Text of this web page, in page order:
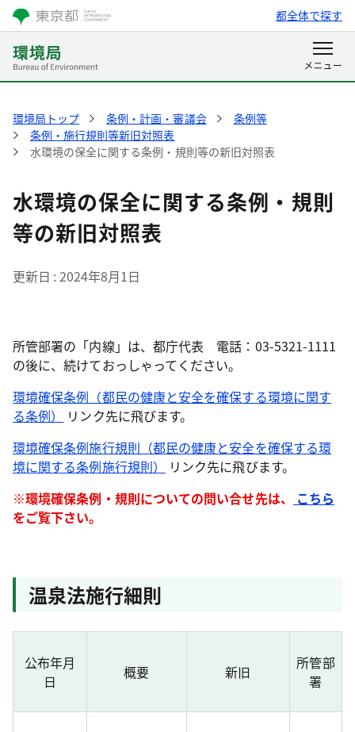
都全体で探す
環境局トップ 条例・計画・審議会
条例等
条例・施行規則等新旧対照表
水環境の保全に関する条例・規則等の新旧対照表
水環境の保全に関する条例・規則
等の新旧対照表
更新日 2024年8月1日
所管部署の「内線」は、都庁代表 電話：03-5321-1111
の後に、続けておっしゃってください。
環境確保条例（都民の健康と安全を確保する環境に関す
る条例）
リンク先に飛びます。
環境確保条例施行規則（都民の健康と安全を確保する環
境に関する条例施行規則）
リンク先に飛びます。
※環境確保条例・規則についての問い合せ先は、
こちら
をご覧下さい。
温泉法施行細則
公布年月
日
概要 新旧
所管部
署